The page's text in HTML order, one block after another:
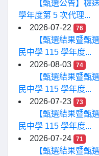
【甄選公告】檢
學年度第 5 次代理...
2026-07-22
76
【甄選結果暨甄
民中學 115 學年度...
2026-08-03
74
【甄選結果暨甄
民中學 115 學年度...
2026-07-23
73
【甄選結果暨甄
民中學 115 學年度...
2026-07-24
71
【甄選結果暨甄